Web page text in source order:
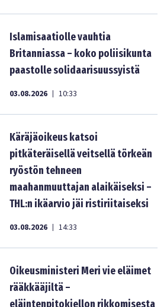
Islamisaatiolle vauhtia
Britanniassa – koko poliisikunta
paastolle solidaarisuussyistä
03.08.2026 | 10:33
Käräjäoikeus katsoi
pitkäteräisellä veitsellä törkeän
ryöstön tehneen
maahanmuuttajan alaikäiseksi –
THL:n ikäarvio jäi ristiriitaiseksi
03.08.2026 | 14:33
Oikeusministeri Meri vie eläimet
rääkkääjiltä –
eläintenpitokiellon rikkomisesta